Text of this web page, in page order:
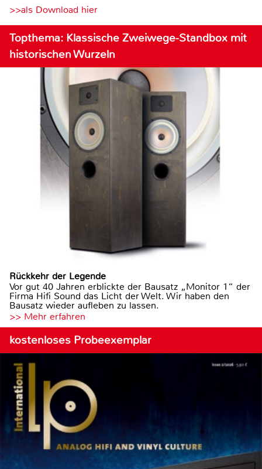
>>als Download hier
Topthema: Klassische Zweiwege-Standbox mit
historischen Wurzeln
Rückkehr der Legende
Vor gut 40 Jahren erblickte der Bausatz „Monitor 1“ der
Firma Hifi Sound das Licht der Welt. Wir haben den
Bausatz wieder aufleben zu lassen.
>> Mehr erfahren
kostenloses Probeexemplar